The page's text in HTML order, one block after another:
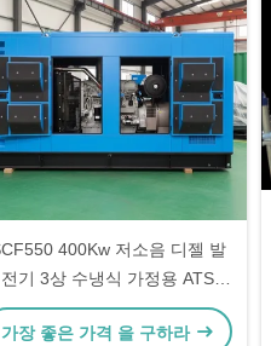
400Kw 저소음 디젤 발
전기 3상 수냉식 가정용 ATS
교류 발전기 24V DC
가장 좋은 가격 을 구하라